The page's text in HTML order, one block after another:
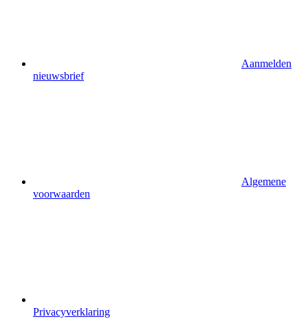
Aanmelden
nieuwsbrief
Algemene
voorwaarden
Privacyverklaring